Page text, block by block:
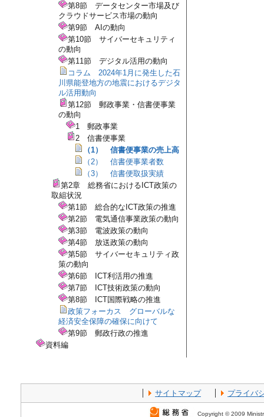
第8節 データセンター市場及び
クラウドサービス市場の動向
第9節 AIの動向
第10節 サイバーセキュリティ
の動向
第11節 デジタル活用の動向
コラム 2024年1月に発生した石
川県能登地方の地震におけるデジタ
ル活用動向
第12節 郵政事業・信書便事業
の動向
1 郵政事業
2 信書便事業
（1） 信書便事業の売上高
（2） 信書便事業者数
（3） 信書便取扱実績
第2章 総務省におけるICT政策の
取組状況
第1節 総合的なICT政策の推進
第2節 電気通信事業政策の動向
第3節 電波政策の動向
第4節 放送政策の動向
第5節 サイバーセキュリティ政
策の動向
第6節 ICT利活用の推進
第7節 ICT技術政策の動向
第8節 ICT国際戦略の推進
政策フォーカス グローバルな
経済安全保障の確保に向けて
第9節 郵政行政の推進
資料編
サイトマップ プライバ
Copyright © 2009